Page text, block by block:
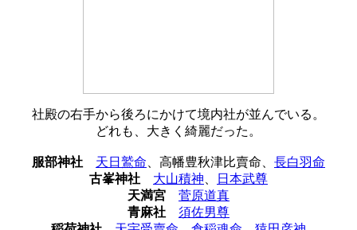
社殿の右手から後ろにかけて境内社が並んでいる。
どれも、大きく綺麗だった。
服部神社 天日鷲命 高幡豊秋津比賣命
長白羽命
古峯神社
大山積神
日本武尊
天満宮
菅原道真
青麻社
須佐男尊